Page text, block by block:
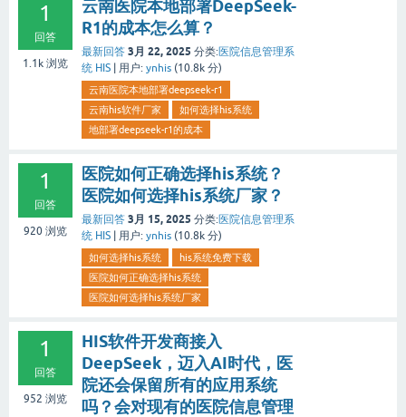
1
回答
1.1k 浏览
云南医院本地部署DeepSeek-
R1的成本怎么算？
最新回答 3月 22, 2025 分类:医院信息管理系
统 HIS
用户: ynhis (10.8k 分)
云南医院本地部署deepseek-r1
云南his软件厂家
如何选择his系统
地部署deepseek-r1的成本
1
回答
920 浏览
医院如何正确选择his系统？
医院如何选择his系统厂家？
最新回答 3月 15, 2025 分类:医院信息管理系
统 HIS
用户: ynhis (10.8k 分)
如何选择his系统
his系统免费下载
医院如何正确选择his系统
医院如何选择his系统厂家
1
回答
952 浏览
HIS软件开发商接入
DeepSeek，迈入AI时代，医
院还会保留所有的应用系统
吗？会对现有的医院信息管理